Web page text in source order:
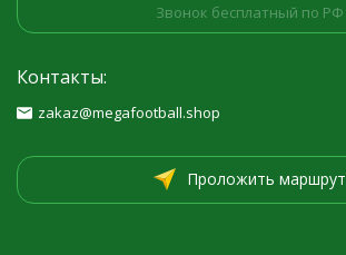
Звонок бесплатный по РФ
Контакты:
zakaz@megafootball.shop
Проложить маршрут